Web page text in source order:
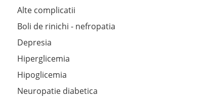
Alte complicatii
Boli de rinichi - nefropatia
Depresia
Hiperglicemia
Hipoglicemia
Neuropatie diabetica